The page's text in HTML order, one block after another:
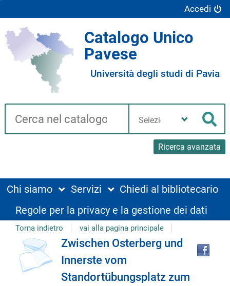
Accedi
Catalogo Unico
Pavese
Università degli studi di Pavia
Cerca su "Catalogo"
Ricerca avanzata
biblioteca
Chi siamo Servizi
Chiedi al bibliotecario
Regole per la privacy e la gestione dei dati
Torna indietro vai alla pagina principale
Dettaglio
del
Zwischen Osterberg und
Innerste vom
Standortübungsplatz zum